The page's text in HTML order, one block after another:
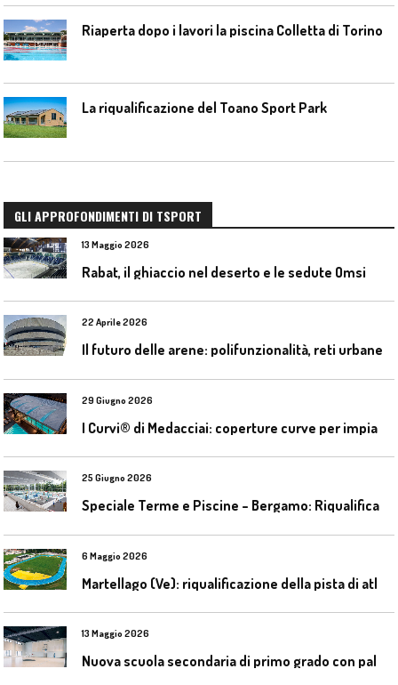
Riaperta dopo i lavori la piscina Colletta di Torino
La riqualificazione del Toano Sport Park
GLI APPROFONDIMENTI DI TSPORT
13 Maggio 2026
Rabat, il ghiaccio nel deserto e le sedute Omsi
22 Aprile 2026
29 Giugno 2026
25 Giugno 2026
6 Maggio 2026
13 Maggio 2026